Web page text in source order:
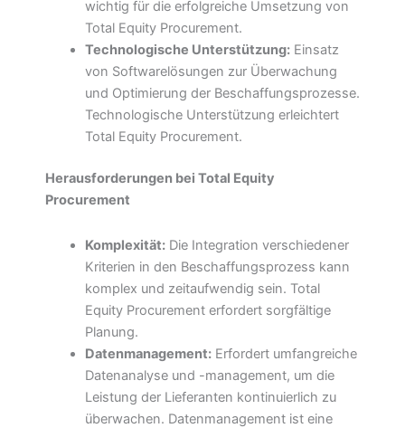
wichtig für die erfolgreiche Umsetzung von
Total Equity Procurement.
Technologische Unterstützung:Einsatz
von Softwarelösungen zur Überwachung
und Optimierung der Beschaffungsprozesse.
Technologische Unterstützung erleichtert
Total Equity Procurement.
Herausforderungen bei Total Equity
Procurement
Komplexität:Die Integration verschiedener
Kriterien in den Beschaffungsprozess kann
komplex und zeitaufwendig sein. Total
Equity Procurement erfordert sorgfältige
Planung.
Datenmanagement:Erfordert umfangreiche
Datenanalyse und -management, um die
Leistung der Lieferanten kontinuierlich zu
überwachen. Datenmanagement ist eine